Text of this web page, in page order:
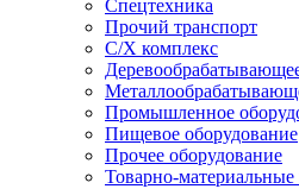
Спецтехника
Прочий транспорт
С/Х комплекс
Промышленное
Пищевое оборудование
Прочее оборудование
Товарно-материальные